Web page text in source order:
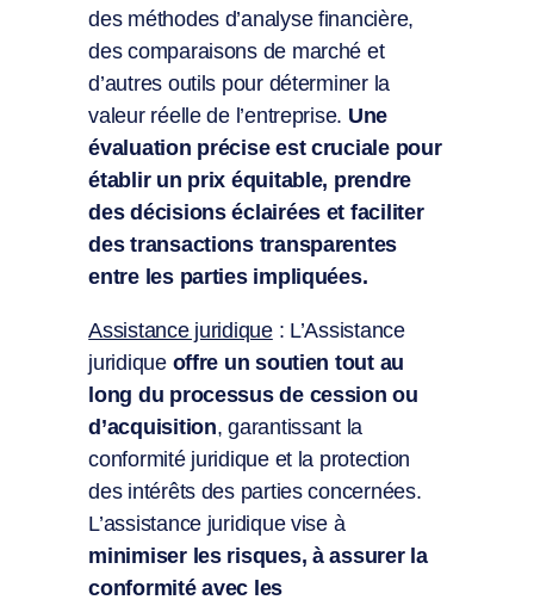
des méthodes d’analyse financière,
des comparaisons de marché et
d’autres outils pour déterminer la
valeur réelle de l’entreprise. Une
évaluation précise est cruciale pour
établir un prix équitable, prendre
des décisions éclairées et faciliter
des transactions transparentes
entre les parties impliquées.
Assistance juridique: L’Assistance
juridique offre un soutien tout au
long du processus de cession ou
d’acquisition, garantissant la
conformité juridique et la protection
des intérêts des parties concernées.
L’assistance juridique vise à
minimiser les risques, à assurer la
conformité avec les